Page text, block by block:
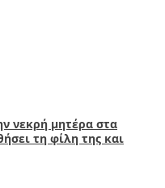
νεκρή μητέρα στα
τη φίλη της και